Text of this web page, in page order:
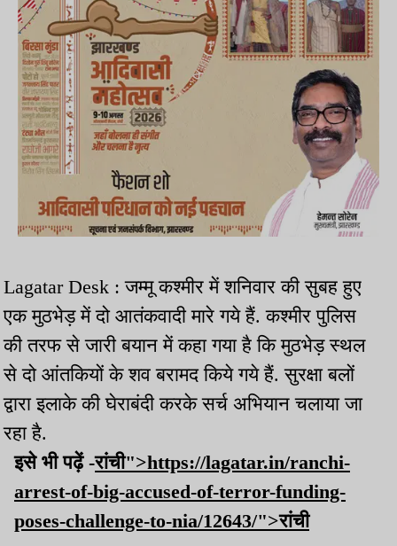
Lagatar Desk : जम्मू कश्मीर में शनिवार की सुबह हुए
एक मुठभेड़ में दो आतंकवादी मारे गये हैं. कश्मीर पुलिस
की तरफ से जारी बयान में कहा गया है कि मुठभेड़ स्थल
से दो आंतकियों के शव बरामद किये गये हैं. सुरक्षा बलों
द्वारा इलाके की घेराबंदी करके सर्च अभियान चलाया जा
रहा है.
इसे भी पढ़ें -रांची">https://lagatar.in/ranchi-
arrest-of-big-accused-of-terror-funding-
poses-challenge-to-nia/12643/">रांची